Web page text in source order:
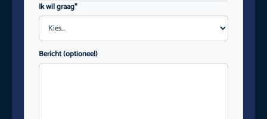
Ik wil graag*
Bericht (optioneel)